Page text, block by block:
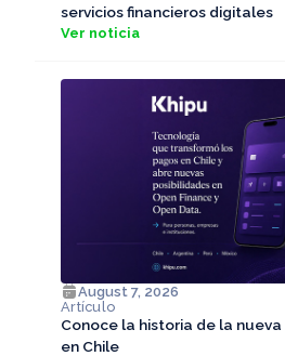
servicios financieros digitales
Ver noticia
August 7, 2026
Artículo
Conoce la historia de la
en Chile